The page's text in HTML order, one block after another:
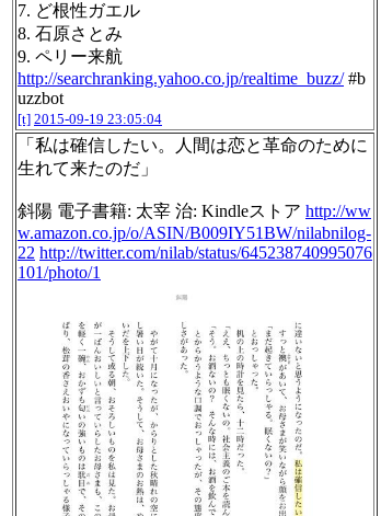
7. ど根性ガエル
8. 石原さとみ
9. ペリー来航
http://searchranking.yahoo.co.jp/realtime_buzz/#b
uzzbot
[t] 2015-09-19 23:05:04
「私は確信したい。人間は恋と革命のために
生れて来たのだ」
斜陽 電子書籍: 太宰 治: Kindleストア http://ww
w.amazon.co.jp/o/ASIN/B009IY51BW/nilabnilog-
22 http://twitter.com/nilab/status/645238740995076
101/photo/1